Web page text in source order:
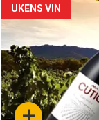
Forsiden
akkurat
nå
-
UKENS VIN